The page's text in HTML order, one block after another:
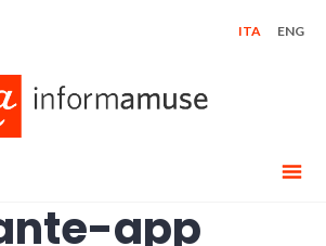
ITA ENG
app